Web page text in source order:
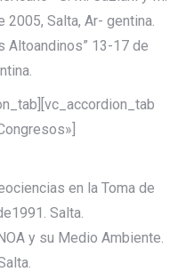
Salta, Ar- gentina.
Altoandinos” 13-17 de
en la Toma de
Salta.
y su Medio Ambiente.